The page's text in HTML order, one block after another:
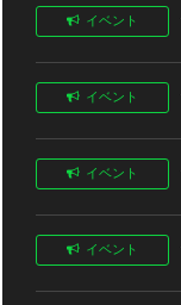
イベント
イベント
イベント
イベント